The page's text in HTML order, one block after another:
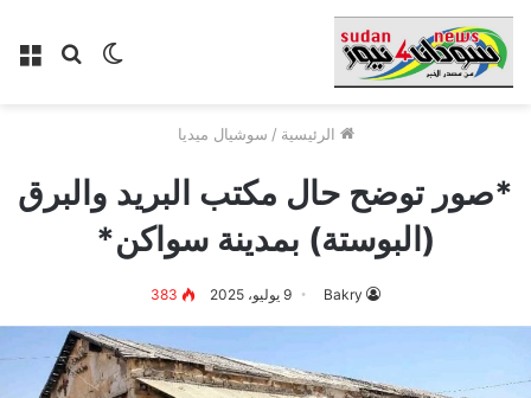
بحث الوضع
الرئيسية / سوشيال ميديا
*صور توضح حال مكتب البريد والبرق
(البوستة) بمدينة سواكن*
Bakry 9 يوليو، 2025 383